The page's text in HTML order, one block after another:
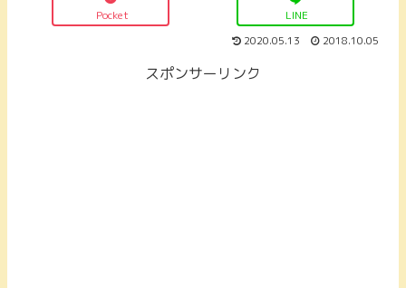
Pocket LINE
2020.05.13 2018.10.05
スポンサーリンク